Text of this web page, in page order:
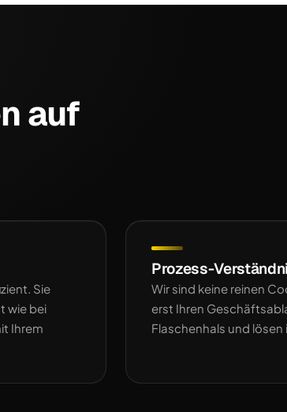
auf
Sie
wie bei
Ihrem
Prozess-
Wir sind keine reinen
erst Ihren
Flaschenhals und lösen